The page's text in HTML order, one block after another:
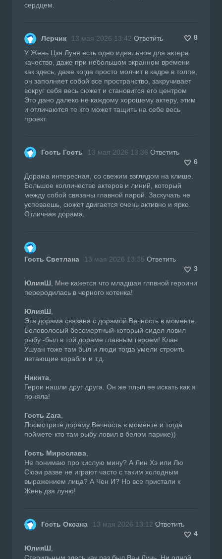
сердцем.
Лерчик 13 мая 2026 13:42 Ответить
8
У Жень Цзя Луня есть одно идеальное для актера
качество, даже при небольшом экранном времени
как здесь, даже когда просто молчит в кадре в толпе,
он заполняет собой все пространство, закручивает
вокруг себя весь сюжет и становится его центром
Это дано далеко не каждому хорошему актеру, этим
и отличаются те кто может тащить на себе весь
проект.
Гость Гость 13 мая 2026 13:36 Ответить
6
Дорама интересная, со свежим взглядом на клише.
Большое колличество актеров и линий, который
между собой связаны главной парой. Заскучать не
успеваешь, сюжет двигается очень активно и ярко.
Отличная дорама.
Гость Светлана 13 мая 2026 13:35 Ответить
3
ЮлияШ , Мне кажется что младшая глпвной героини
переродилась в черного котенка!
ЮлияШ
Эта дорама связана с дорамой Вечность в моменте.
Беловолосый бессмертный-который сидел ловил
рыбу -был в той дораме главным героем! Клан
Ушуан тоже там был и люди тогда умели строить
летающие корабли и т.д.
Никита
Герои нашли друг друга. Он же плыл ее искать как я
поняла!
Гость Zara
Посмотрите дораму Вечность в моменте и тогда
поймете-кто там рыбу ловил в белом парике))
Гость Мирослава
Не понимаю про кислую мину? А Лин Хэ или Лю
Сюэи разве не играют часто с таким холодным
выражением лица? А Чен И? Но все пристали к
Жень дзя луню!
Гость Оксана 13 мая 2026 13:12 Ответить
4
ЮлияШ
Стерильным здесь как раз был Ван Лунь. Ни одной